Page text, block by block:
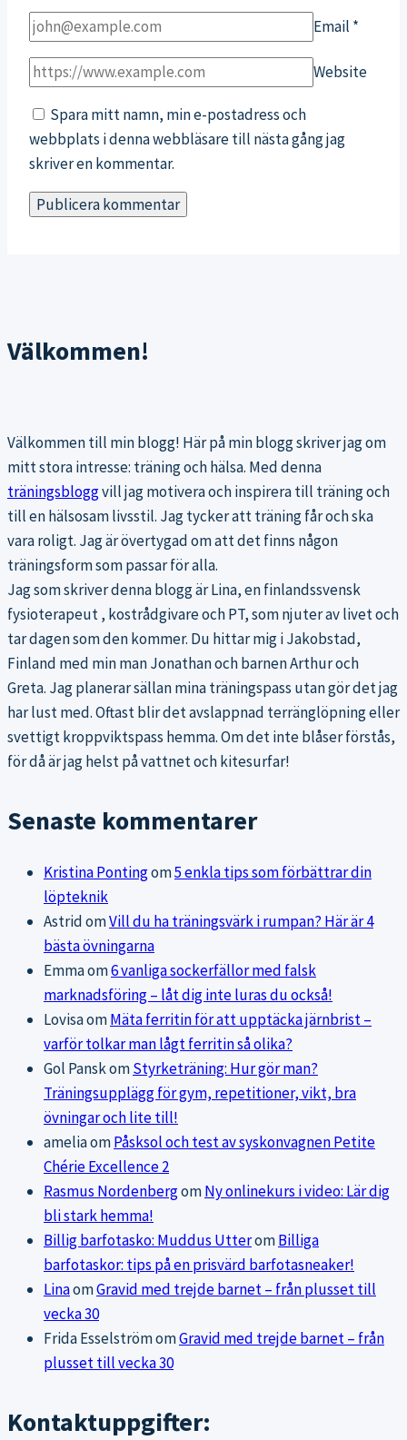
Email *
Website
Spara mitt namn, min e-postadress och
webbplats i denna webbläsare till nästa gång jag
skriver en kommentar.
Välkommen!
Välkommen till min blogg! Här på min blogg skriver jag om
mitt stora intresse: träning och hälsa. Med denna
träningsbloggvill jag motivera och inspirera till träning och
till en hälsosam livsstil. Jag tycker att träning får och ska
vara roligt. Jag är övertygad om att det finns någon
träningsform som passar för alla.
Jag som skriver denna blogg är Lina, en finlandssvensk
fysioterapeut , kostrådgivare och PT, som njuter av livet och
tar dagen som den kommer. Du hittar mig i Jakobstad,
Finland med min man Jonathan och barnen Arthur och
Greta. Jag planerar sällan mina träningspass utan gör det jag
har lust med. Oftast blir det avslappnad terränglöpning eller
svettigt kroppviktspass hemma. Om det inte blåser förstås,
för då är jag helst på vattnet och kitesurfar!
Senaste kommentarer
Kristina Pontingom5 enkla tips som förbättrar din
löpteknik
AstridomVill du ha träningsvärk i rumpan? Här är 4
bästa övningarna
Emmaom6 vanliga sockerfällor med falsk
marknadsföring – låt dig inte luras du också!
LovisaomMäta ferritin för att upptäcka järnbrist –
varför tolkar man lågt ferritin så olika?
Gol PanskomStyrketräning: Hur gör man?
Träningsupplägg för gym, repetitioner, vikt, bra
övningar och lite till!
ameliaomPåsksol och test av syskonvagnen Petite
Chérie Excellence 2
Rasmus NordenbergomNy onlinekurs i video: Lär dig
bli stark hemma!
Billig barfotasko: Muddus UtteromBilliga
barfotaskor: tips på en prisvärd barfotasneaker!
LinaomGravid med trejde barnet – från plusset till
vecka 30
Frida EsselströmomGravid med trejde barnet – från
plusset till vecka 30
Kontaktuppgifter: